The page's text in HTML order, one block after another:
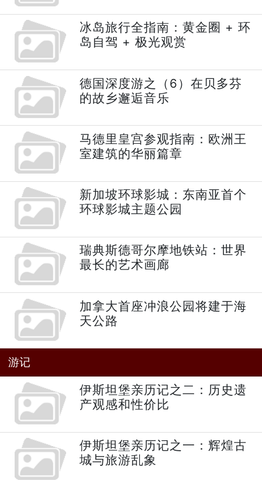
冰岛旅行全指南：黄金圈 + 环
岛自驾 + 极光观赏
德国深度游之（6）在贝多芬
的故乡邂逅音乐
马德里皇宫参观指南：欧洲王
室建筑的华丽篇章
新加坡环球影城：东南亚首个
环球影城主题公园
瑞典斯德哥尔摩地铁站：世界
最长的艺术画廊
加拿大首座冲浪公园将建于海
天公路
游记
伊斯坦堡亲历记之二：历史遗
产观感和性价比
伊斯坦堡亲历记之一：辉煌古
城与旅游乱象